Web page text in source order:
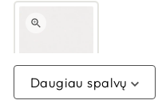
Galima užsakyti
Daugiau spalvų